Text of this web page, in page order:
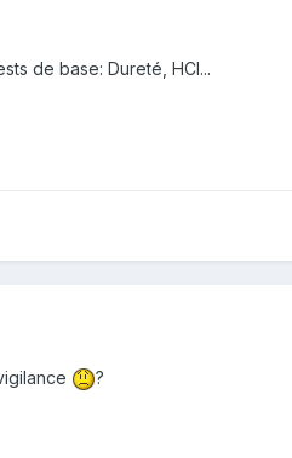
de base: Dureté, HCl...
?